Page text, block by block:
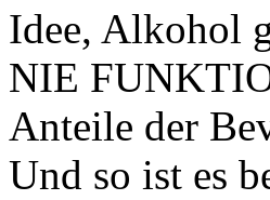
Idee, Alkohol
NIE
Anteile der
Und so ist es